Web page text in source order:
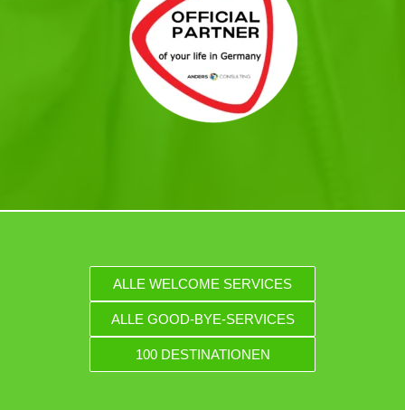
ALLE WELCOME SERVICES
ALLE GOOD-BYE-SERVICES
100 DESTINATIONEN